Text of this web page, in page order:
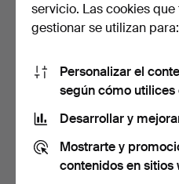
HARRY BOSTRÖM.
Candelabro, ”Spiral”,
metal…
Subastado 14 may 2026
37 USD
servicio. Las cookies
gestionar se utilizan para:
Personalizar el
según cómo utilices
Desarrollar y
Mostrarte y
contenidos en sitios